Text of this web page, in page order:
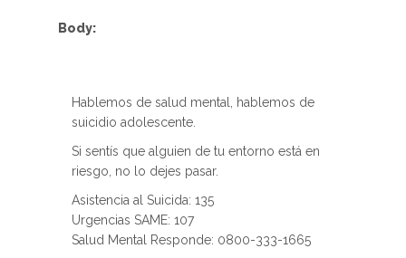
Body:
Hablemos de salud mental, hablemos de
suicidio adolescente.
Si sentís que alguien de tu entorno está en
riesgo, no lo dejes pasar.
Asistencia al Suicida: 135
Urgencias SAME: 107
Salud Mental Responde: 0800-333-1665